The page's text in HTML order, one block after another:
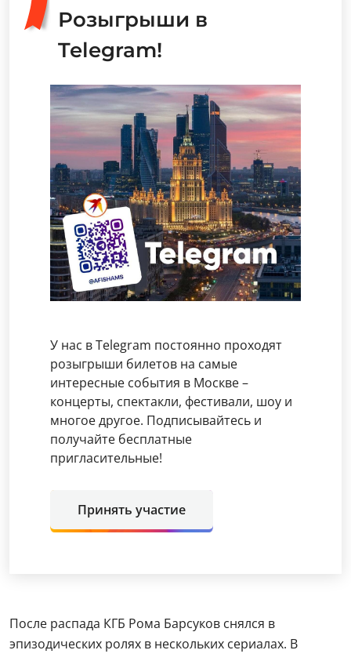
Розыгрыши в
Telegram!
У нас в Telegram постоянно проходят
розыгрыши билетов на самые
интересные события в Москве –
концерты, спектакли, фестивали, шоу и
многое другое. Подписывайтесь и
получайте бесплатные
пригласительные!
Принять участие
После распада КГБ Рома Барсуков снялся в
эпизодических ролях в нескольких сериалах. В